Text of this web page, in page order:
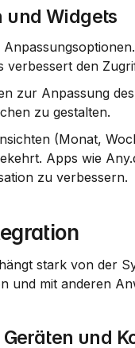
und Widgets
verbessert den
zur Anpassung
zu gestalten.
(Monat,
Apps wie
zu verbessern.
stark von der
und mit anderen
und